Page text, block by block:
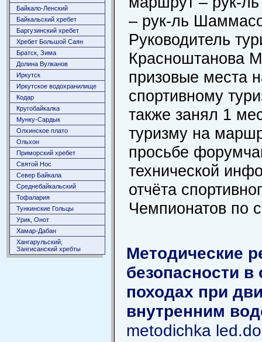
Байкало-Ленский
Байкальский хребет
Баргузинский хребет
Хребет Большой Саян
Братск, Зима
Долина Вулканов
Иркутск
Иркутское водохранилище
Кодар
Кругобайкалка
Мунку-Сардык
Олхинское плато
Ольхон
Приморский хребет
Святой Нос
Север Байкала
Среднебайкальский
Тофалария
Тункинские Гольцы
Урик, Онот
Хамар-Дабан
Хангарульский,
Зангисанский хребты
– рук-ль
Руководитель
Красноштанова
призовые места
спортивному
также занял 1
туризму на
просьбе
технической
отчёта
Чемпионатов по
Методические
безопасности
походах при
внутренним
metodichka